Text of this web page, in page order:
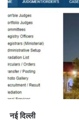
नई दिल्ली